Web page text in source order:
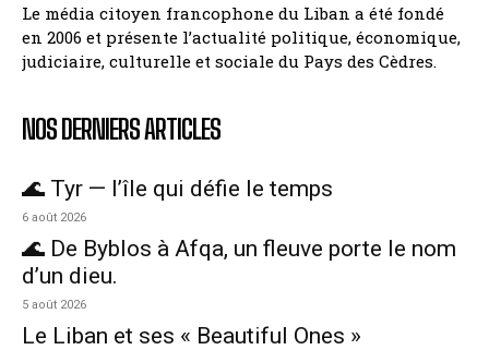
Le média citoyen francophone du Liban a été fondé
en 2006 et présente l’actualité politique, économique,
judiciaire, culturelle et sociale du Pays des Cèdres.
NOS DERNIERS ARTICLES
🌊 Tyr — l’île qui défie le temps
6 août 2026
🌊 De Byblos à Afqa, un fleuve porte le nom
d’un dieu.
5 août 2026
Le Liban et ses « Beautiful Ones »